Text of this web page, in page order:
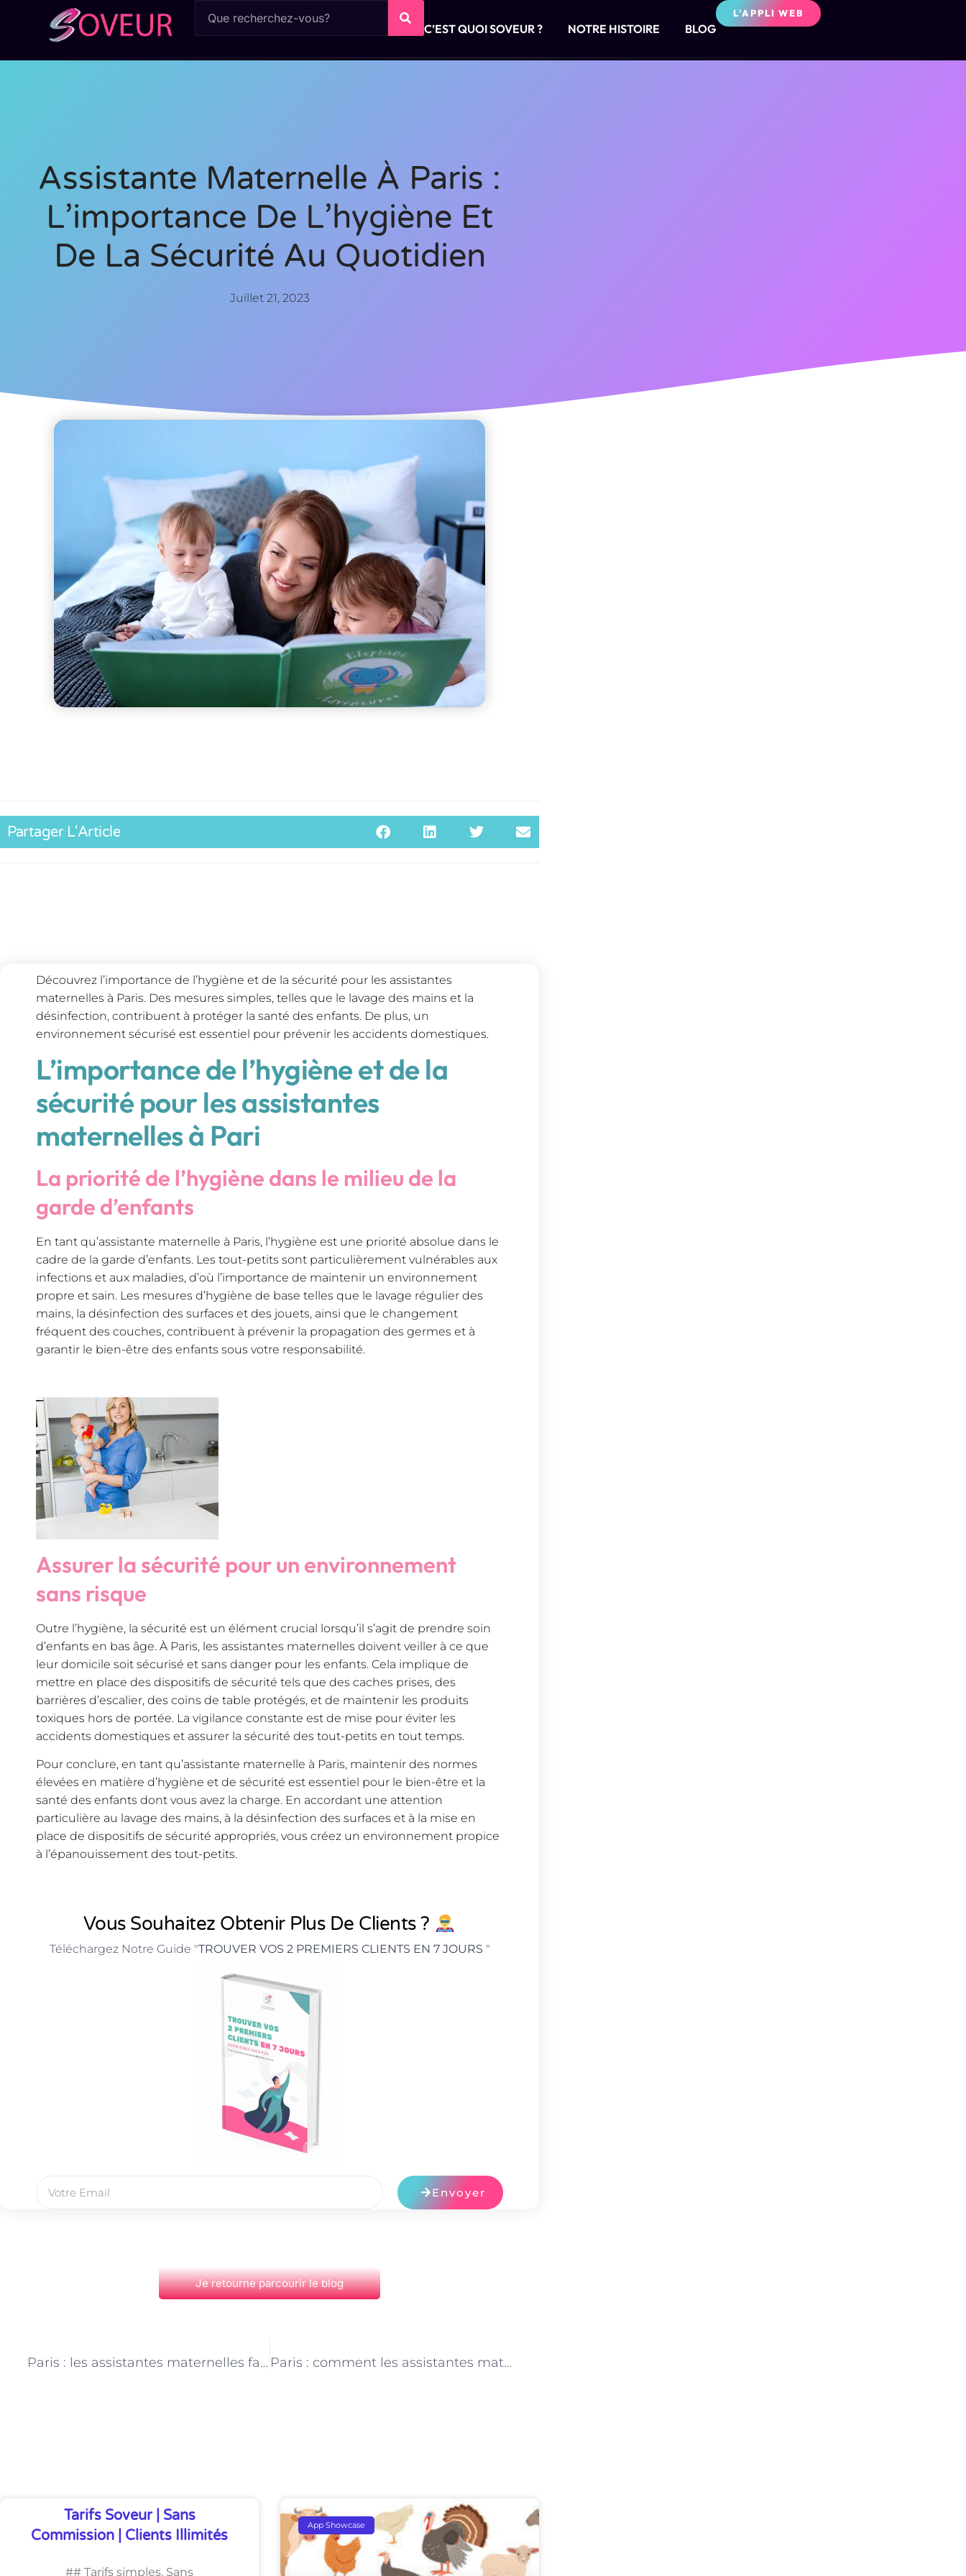
C’EST QUOI SOVEUR ? NOTRE HISTOIRE BLOG
L'APPLI WEB
Assistante Maternelle À Paris :
L’importance De L’hygiène Et
De La Sécurité Au Quotidien
Juillet 21, 2023
Partager L'Article
Découvrez l’importance de l’hygiène et de la sécurité pour les assistantes
maternelles à Paris. Des mesures simples, telles que le lavage des mains et la
désinfection, contribuent à protéger la santé des enfants. De plus, un
environnement sécurisé est essentiel pour prévenir les accidents domestiques.
L’importance de l’hygiène et de la
sécurité pour les assistantes
maternelles à Pari
La priorité de l’hygiène dans le milieu de la
garde d’enfants
En tant qu’assistante maternelle à Paris, l’hygiène est une priorité absolue dans le
cadre de la garde d’enfants. Les tout-petits sont particulièrement vulnérables aux
infections et aux maladies, d’où l’importance de maintenir un environnement
propre et sain. Les mesures d’hygiène de base telles que le lavage régulier des
mains, la désinfection des surfaces et des jouets, ainsi que le changement
fréquent des couches, contribuent à prévenir la propagation des germes et à
garantir le bien-être des enfants sous votre responsabilité.
Assurer la sécurité pour un environnement
sans risque
Outre l’hygiène, la sécurité est un élément crucial lorsqu’il s’agit de prendre soin
d’enfants en bas âge. À Paris, les assistantes maternelles doivent veiller à ce que
leur domicile soit sécurisé et sans danger pour les enfants. Cela implique de
mettre en place des dispositifs de sécurité tels que des caches prises, des
barrières d’escalier, des coins de table protégés, et de maintenir les produits
toxiques hors de portée. La vigilance constante est de mise pour éviter les
accidents domestiques et assurer la sécurité des tout-petits en tout temps.
Pour conclure, en tant qu’assistante maternelle à Paris, maintenir des normes
élevées en matière d’hygiène et de sécurité est essentiel pour le bien-être et la
santé des enfants dont vous avez la charge. En accordant une attention
particulière au lavage des mains, à la désinfection des surfaces et à la mise en
place de dispositifs de sécurité appropriés, vous créez un environnement propice
à l’épanouissement des tout-petits.
Vous Souhaitez Obtenir Plus De Clients ?
Téléchargez Notre Guide "TROUVER VOS 2 PREMIERS CLIENTS EN 7 JOURS "
Envoyer
Je retourne parcourir le blog
Paris : les assistantes maternelles face aux enjeux de la transition écologique Paris : comment les assistantes maternelles accompagnent-ils les enfants en situation de handicap ?
Tarifs Soveur | Sans
Commission | Clients Illimités
## Tarifs simples. Sans
App Showcase